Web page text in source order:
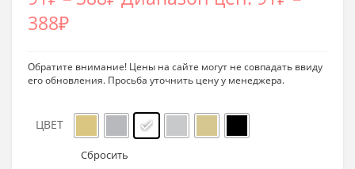
388₽
Обратите внимание! Цены на сайте могут не совпадать ввиду
его обновления. Просьба уточнить цену у менеджера.
ЦВЕТ
Сбросить